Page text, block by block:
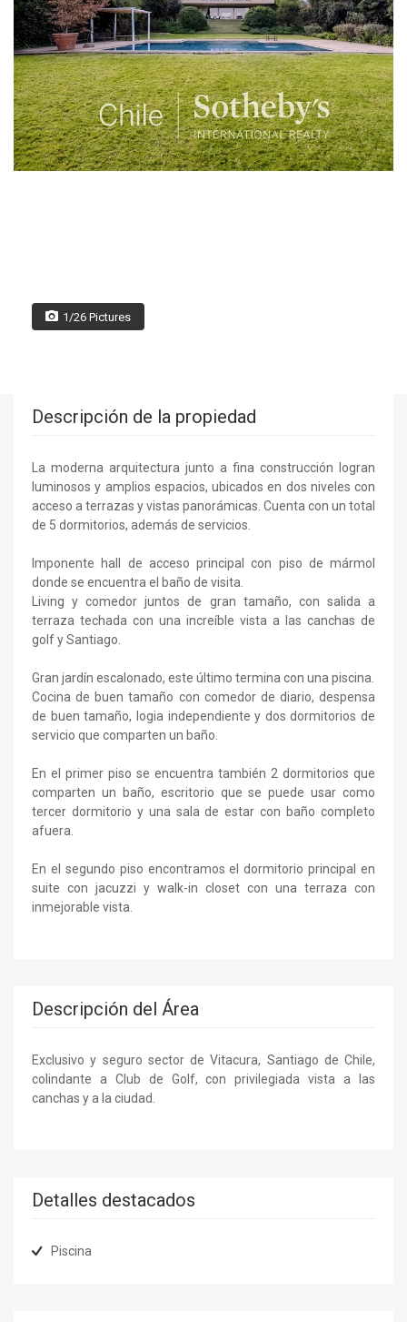
1/26 Pictures
Descripción de la propiedad
La moderna arquitectura junto a fina construcción logran
luminosos y amplios espacios, ubicados en dos niveles con
acceso a terrazas y vistas panorámicas. Cuenta con un total
de 5 dormitorios, además de servicios.
Imponente hall de acceso principal con piso de mármol
donde se encuentra el baño de visita.
Living y comedor juntos de gran tamaño, con salida a
terraza techada con una increíble vista a las canchas de
golf y Santiago.
Gran jardín escalonado, este último termina con una piscina.
Cocina de buen tamaño con comedor de diario, despensa
de buen tamaño, logia independiente y dos dormitorios de
servicio que comparten un baño.
En el primer piso se encuentra también 2 dormitorios que
comparten un baño, escritorio que se puede usar como
tercer dormitorio y una sala de estar con baño completo
afuera.
En el segundo piso encontramos el dormitorio principal en
suite con jacuzzi y walk-in closet con una terraza con
inmejorable vista.
Descripción del Área
Exclusivo y seguro sector de Vitacura, Santiago de Chile,
colindante a Club de Golf, con privilegiada vista a las
canchas y a la ciudad.
Detalles destacados
Piscina